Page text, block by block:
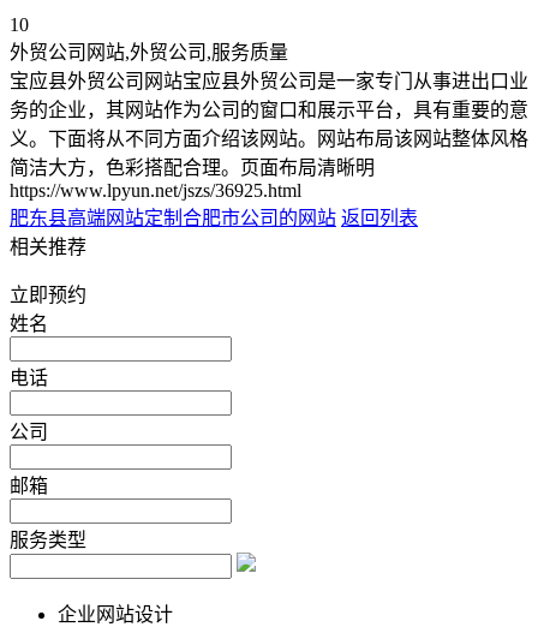
10
外贸公司网站,外贸公司,服务质量
宝应县外贸公司网站宝应县外贸公司是一家专门从事进出口业
务的企业，其网站作为公司的窗口和展示平台，具有重要的意
义。下面将从不同方面介绍该网站。网站布局该网站整体风格
简洁大方，色彩搭配合理。页面布局清晰明
https://www.lpyun.net/jszs/36925.html
肥东县高端网站定制 合肥市公司的网站 返回列表
相关推荐
立即预约
姓名
电话
公司
邮箱
服务类型
企业网站设计